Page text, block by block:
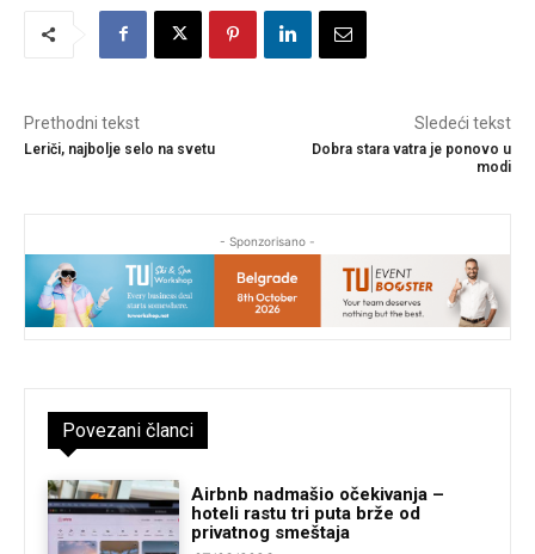
Prethodni tekst
Leriči, najbolje selo na svetu
Sledeći tekst
Dobra stara vatra je ponovo u
modi
- Sponzorisano -
Povezani članci
Airbnb nadmašio očekivanja –
hoteli rastu tri puta brže od
privatnog smeštaja